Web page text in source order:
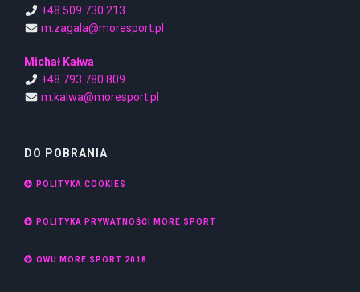
+48.509.730.213
m.zagala@moresport.pl
Michał Kałwa
+48.793.780.809
m.kalwa@moresport.pl
DO POBRANIA
POLITYKA COOKIES
POLITYKA PRYWATNOŚCI MORE SPORT
OWU MORE SPORT 2018